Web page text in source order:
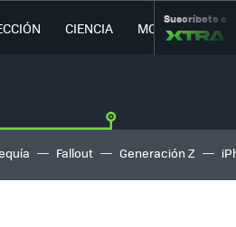
CIENCIA MOVILIDAD
Suscríbete a
Fallout Generación Z